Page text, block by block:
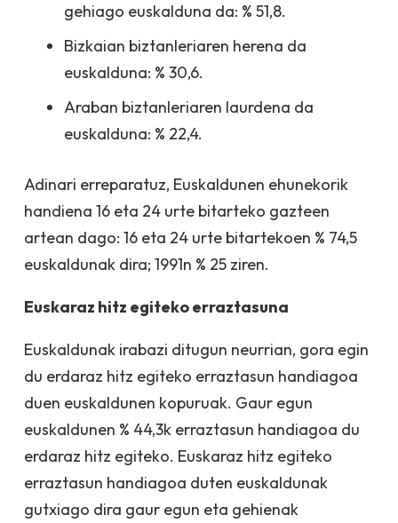
gehiago euskalduna da: % 51,8.
Bizkaian biztanleriaren herena da
euskalduna: % 30,6.
Araban biztanleriaren laurdena da
euskalduna: % 22,4.
Adinari erreparatuz, Euskaldunen ehunekorik
handiena 16 eta 24 urte bitarteko gazteen
artean dago: 16 eta 24 urte bitartekoen % 74,5
euskaldunak dira; 1991n % 25 ziren.
Euskaraz hitz egiteko erraztasuna
Euskaldunak irabazi ditugun neurrian, gora egin
du erdaraz hitz egiteko erraztasun handiagoa
duen euskaldunen kopuruak. Gaur egun
euskaldunen % 44,3k erraztasun handiagoa du
erdaraz hitz egiteko. Euskaraz hitz egiteko
erraztasun handiagoa duten euskaldunak
gutxiago dira gaur egun eta gehienak